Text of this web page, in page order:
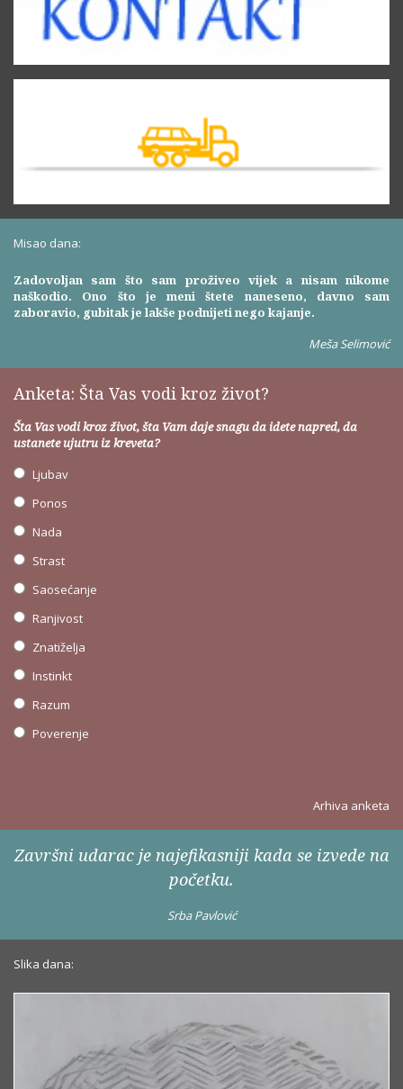
Misao dana:
Zadovoljan sam što sam proživeo vijek a nisam nikome
naškodio. Ono što je meni štete naneseno, davno sam
zaboravio, gubitak je lakše podnijeti nego kajanje.
Meša Selimović
Anketa: Šta Vas vodi kroz život?
Šta Vas vodi kroz život, šta Vam daje snagu da idete napred, da
ustanete ujutru iz kreveta?
Ljubav
Ponos
Nada
Strast
Saosećanje
Ranjivost
Znatiželja
Instinkt
Razum
Poverenje
Arhiva anketa
Završni udarac je najefikasniji kada se izvede na
početku.
Srba Pavlović
Slika dana: